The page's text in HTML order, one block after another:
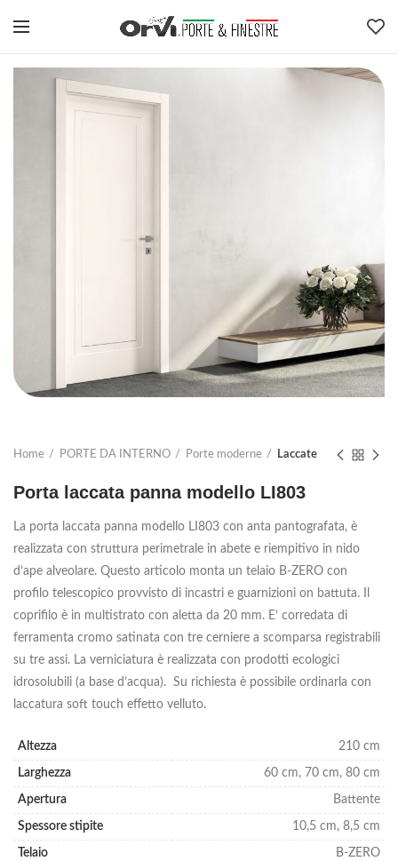
Home PORTE DA INTERNO Porte moderne Laccate
Porta laccata panna modello LI803
La porta laccata panna modello LI803 con anta pantografata, è
realizzata con struttura perimetrale in abete e riempitivo in nido
d’ape alveolare. Questo articolo monta un telaio B-ZERO con
profilo telescopico provvisto di incastri e guarnizioni on battuta. Il
coprifilo è in multistrato con aletta da 20 mm. E’ corredata di
ferramenta cromo satinata con tre cerniere a scomparsa registrabili
su tre assi. La verniciatura è realizzata con prodotti ecologici
idrosolubili (a base d’acqua). Su richiesta è possibile ordinarla con
laccatura soft touch effetto velluto.
Altezza 210 cm
Larghezza 60 cm, 70 cm, 80 cm
Apertura Battente
Spessore stipite 10,5 cm, 8,5 cm
Telaio B-ZERO